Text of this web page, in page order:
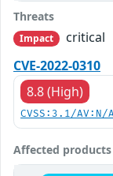
Threats
Impact
critical
CVE-2022-0310
8.8 (High)
CVSS:3.1/
Affected products